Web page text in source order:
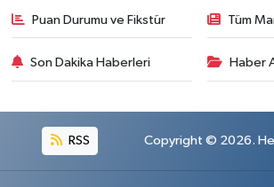
Puan Durumu ve Fikstür Tüm
Son Dakika Haberleri Haber
RSS Copyright © 2026. Her